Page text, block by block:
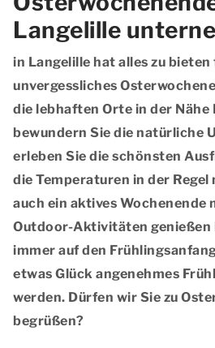
Langelille
in Langelille hat alles zu bieten
unvergessliches
die lebhaften Orte in der
bewundern Sie die natürliche
erleben Sie die schönsten
die Temperaturen in der Regel
auch ein aktives Wochenende
Outdoor-Aktivitäten genießen
immer auf den
etwas Glück angenehmes
werden. Dürfen wir Sie zu
begrüßen?